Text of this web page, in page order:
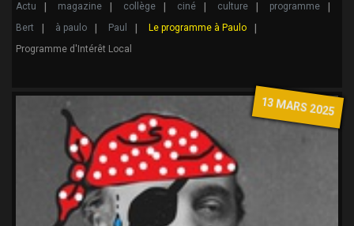
Actu magazine collège ciné culture
programme
Bert
à paulo Paul
Le programme à Paulo
Programme d'Intérêt Local
13 MARS 2025